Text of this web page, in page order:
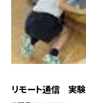
リモート通信 実験